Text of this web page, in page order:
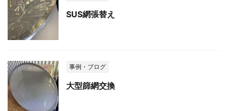
SUS網張替え
事例・ブログ
大型篩網交換